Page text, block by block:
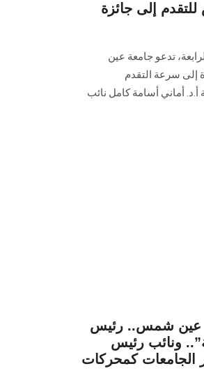
إلى جائزة
تدعو جامعة عين
سرعة التقدم
أماني أسامة كامل نائب
عين شمس.. رئيس
ونائب رئيس
الجامعات كمحركات